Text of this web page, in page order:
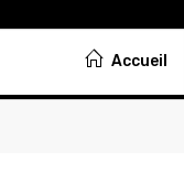
LIVRAISON
Accueil